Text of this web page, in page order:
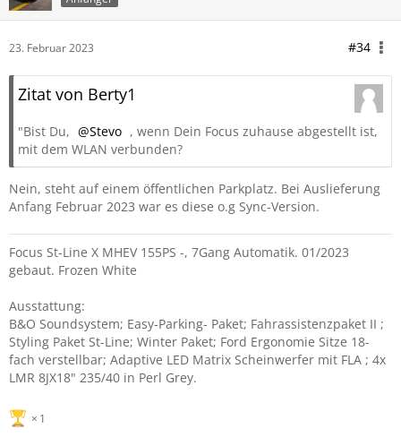
23. Februar 2023 #34
Zitat von Berty1
"Bist Du, Stevo , wenn Dein Focus zuhause abgestellt ist,
mit dem WLAN verbunden?
Nein, steht auf einem öffentlichen Parkplatz. Bei Auslieferung
Anfang Februar 2023 war es diese o.g Sync-Version.
Focus St-Line X MHEV 155PS -, 7Gang Automatik. 01/2023
gebaut. Frozen White
Ausstattung:
B&O Soundsystem; Easy-Parking- Paket; Fahrassistenzpaket II ;
Styling Paket St-Line; Winter Paket; Ford Ergonomie Sitze 18-
fach verstellbar; Adaptive LED Matrix Scheinwerfer mit FLA ; 4x
LMR 8JX18" 235/40 in Perl Grey.
1